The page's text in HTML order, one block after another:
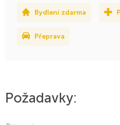
Bydlení zdarma
Přeprava
Požadavky: